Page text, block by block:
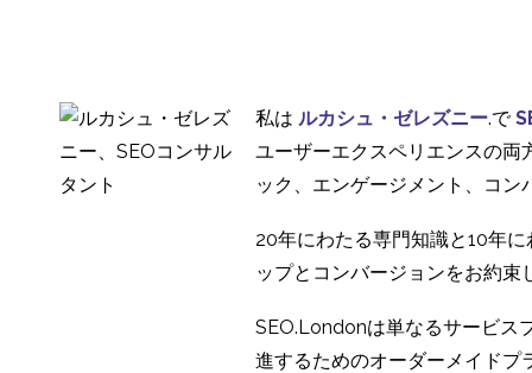
私は ルカシュ・ゼレズニー.で
ユーザーエクスペリエンスの両
ック、エンゲージメント、コン
20年にわたる専門知識と10年
ップとコンバージョンをお約
SEO.Londonは単なるサービス
進するためのオーダーメイドプ